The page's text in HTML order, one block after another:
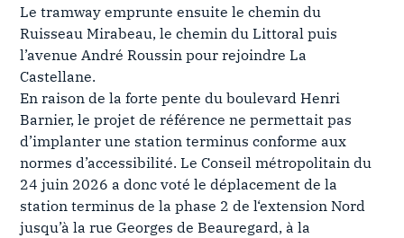
Le tramway emprunte ensuite le chemin du
Ruisseau Mirabeau, le chemin du Littoral puis
l’avenue André Roussin pour rejoindre La
Castellane.
En raison de la forte pente du boulevard Henri
Barnier, le projet de référence ne permettait pas
d’implanter une station terminus conforme aux
normes d’accessibilité. Le Conseil métropolitain du
24 juin 2026 a donc voté le déplacement de la
station terminus de la phase 2 de l‘extension Nord
jusqu’à la rue Georges de Beauregard, à la